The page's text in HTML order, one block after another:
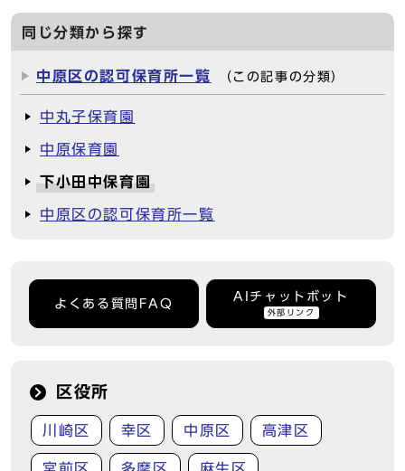
同じ分類から探す
中原区の認可保育所一覧 （この記事の分類）
中丸子保育園
中原保育園
下小田中保育園
中原区の認可保育所一覧
よくある質問FAQ
AIチャットボット
外部リンク
区役所
川崎区 幸区 中原区 高津区
宮前区 多摩区 麻生区